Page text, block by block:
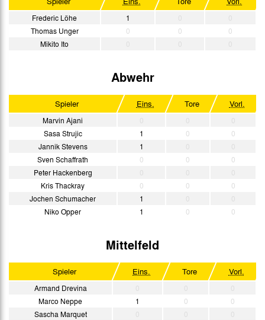
Frederic Löhe 1
Thomas Unger
0 0
0
Mikito Ito
Abwehr
Spieler Eins. Tore Vorl.
Marvin Ajani
Sasa Strujic
1 0
0
Jannik Stevens
1
Sven Schaffrath
0 0
0
Peter Hackenberg
Kris Thackray
0 0
0
Jochen Schumacher
1
Niko Opper
1 0 0
Mittelfeld
Spieler Eins. Tore Vorl.
Armand Drevina
Marco Neppe
1 0
0
Sascha Marquet